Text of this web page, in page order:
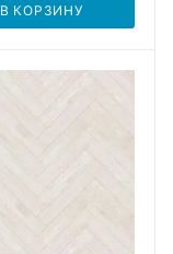
В КОРЗИНУ